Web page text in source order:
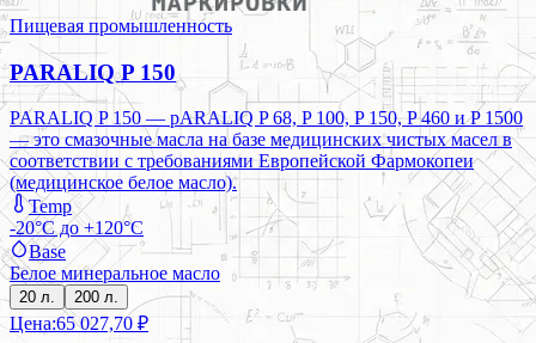
Пищевая промышленность
PARALIQ P 150
PARALIQ P 150 — pARALIQ P 68, P 100, P 150, P 460 и P 1500
— это смазочные масла на базе медицинских чистых масел в
соответствии с требованиями Европейской Фармокопеи
(медицинское белое масло).
Temp
-20°C до +120°C
Base
Белое минеральное масло
20 л. 200 л.
Цена:65 027,70 ₽